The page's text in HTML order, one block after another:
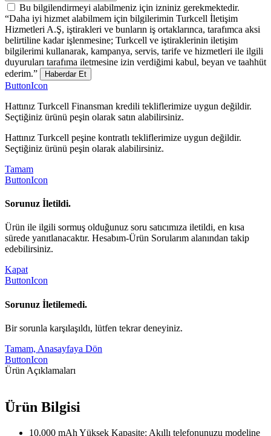
Bu bilgilendirmeyi alabilmeniz için izniniz gerekmektedir.
“Daha iyi hizmet alabilmem için bilgilerimin Turkcell İletişim
Hizmetleri A.Ş, iştirakleri ve bunların iş ortaklarınca, tarafımca aksi
belirtiline kadar işlenmesine; Turkcell ve iştiraklerinin iletişim
bilgilerimi kullanarak, kampanya, servis, tarife ve hizmetleri ile ilgili
duyuruları tarafıma iletmesine izin verdiğimi kabul, beyan ve taahhüt
ederim.”
Haberdar Et
ButtonIcon
Hattınız Turkcell Finansman kredili tekliflerimize uygun değildir.
Seçtiğiniz ürünü peşin olarak satın alabilirsiniz.
Hattınız Turkcell peşine kontratlı tekliflerimize uygun değildir.
Seçtiğiniz ürünü peşin olarak alabilirsiniz.
Tamam
ButtonIcon
Sorunuz İletildi.
Ürün ile ilgili sormuş olduğunuz soru satıcımıza iletildi, en kısa
sürede yanıtlanacaktır. Hesabım-Ürün Sorularım alanından takip
edebilirsiniz.
Kapat
ButtonIcon
Sorunuz İletilemedi.
Bir sorunla karşılaşıldı, lütfen tekrar deneyiniz.
Tamam, Anasayfaya Dön
ButtonIcon
Ürün Açıklamaları
Ürün Bilgisi
10.000 mAh Yüksek Kapasite: Akıllı telefonunuzu modeline